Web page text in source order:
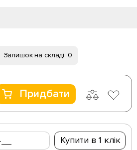
Залишок на складі: 0
Придбати
Купити в 1 клік